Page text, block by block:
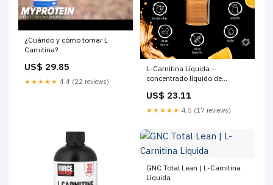
¿Cuándo y cómo tomar L
Carnitina?
US$ 29.85
★★★★★ 4.4 (22 reviews)
L-Carnitina Líquida –
concentrado líquido de
US$ 23.11
★★★★★ 4.5 (17 reviews)
GNC Total Lean | L-Carnitina
Líquida